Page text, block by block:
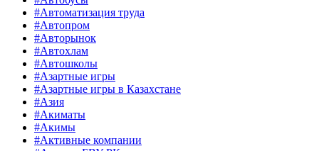
#Автоматизация труда
#Автопром
#Авторынок
#Автохлам
#Автошколы
#Азартные игры
#Азартные игры в Казахстане
#Азия
#Акиматы
#Акимы
#Активные компании